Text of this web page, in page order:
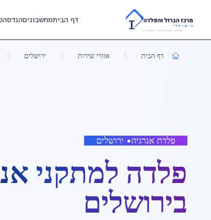
Skip to main content
דף הביתמחשבוניםהנדסה
דף הבית אזורי שירות ירושלים
פלדת אנרגיה• ירושלים
פלדה למתקני
בירושלים